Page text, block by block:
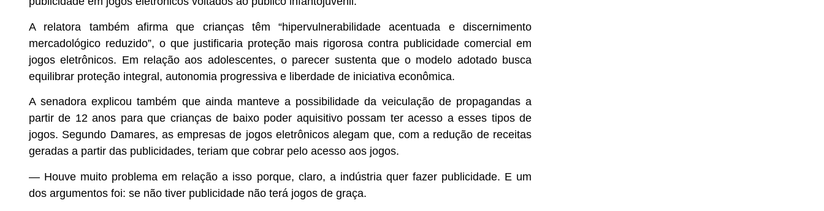
A relatora também afirma que crianças têm “hipervulnerabilidade acentuada e discernimento
mercadológico reduzido”, o que justificaria proteção mais rigorosa contra publicidade comercial em
jogos eletrônicos. Em relação aos adolescentes, o parecer sustenta que o modelo adotado busca
equilibrar proteção integral, autonomia progressiva e liberdade de iniciativa econômica.
A senadora explicou também que ainda manteve a possibilidade da veiculação de propagandas a
partir de 12 anos para que crianças de baixo poder aquisitivo possam ter acesso a esses tipos de
jogos. Segundo Damares, as empresas de jogos eletrônicos alegam que, com a redução de receitas
geradas a partir das publicidades, teriam que cobrar pelo acesso aos jogos.
— Houve muito problema em relação a isso porque, claro, a indústria quer fazer publicidade. E um
dos argumentos foi: se não tiver publicidade não terá jogos de graça.